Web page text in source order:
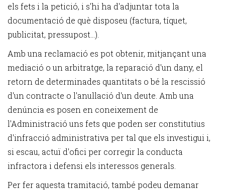
els fets i la petició, i s'hi ha d'adjuntar tota la
documentació de què disposeu (factura, tíquet,
publicitat, pressupost…).
Amb una reclamació es pot obtenir, mitjançant una
mediació o un arbitratge, la reparació d'un dany, el
retorn de determinades quantitats o bé la rescissió
d'un contracte o l'anul·lació d'un deute. Amb una
denúncia es posen en coneixement de
l'Administració uns fets que poden ser constitutius
d'infracció administrativa per tal que els investigui i,
si escau, actuï d'ofici per corregir la conducta
infractora i defensi els interessos generals.
Per fer aquesta tramitació, també podeu demanar